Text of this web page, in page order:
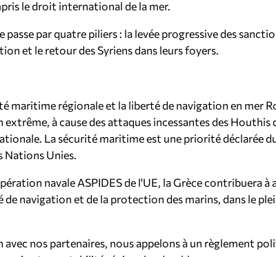
le droit international de la mer.
par quatre piliers : la levée progressive des
et le retour des Syriens dans leurs foyers.
maritime régionale et la liberté de navigation en mer
à cause des attaques incessantes des Houthis
La sécurité maritime est une priorité déclarée
Nations Unies.
navale ASPIDES de l'UE, la Grèce contribuera à
navigation et de la protection des marins, dans le
nos partenaires, nous appelons à un règlement